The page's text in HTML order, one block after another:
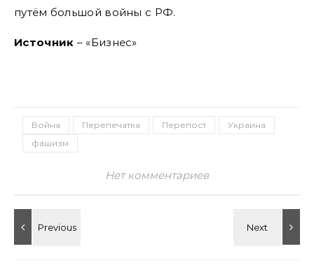
путём большой войны с РФ.
Источник – «Бизнес»
Война Перепечатка Перепост
Украина
фашизм
Нет комментариев